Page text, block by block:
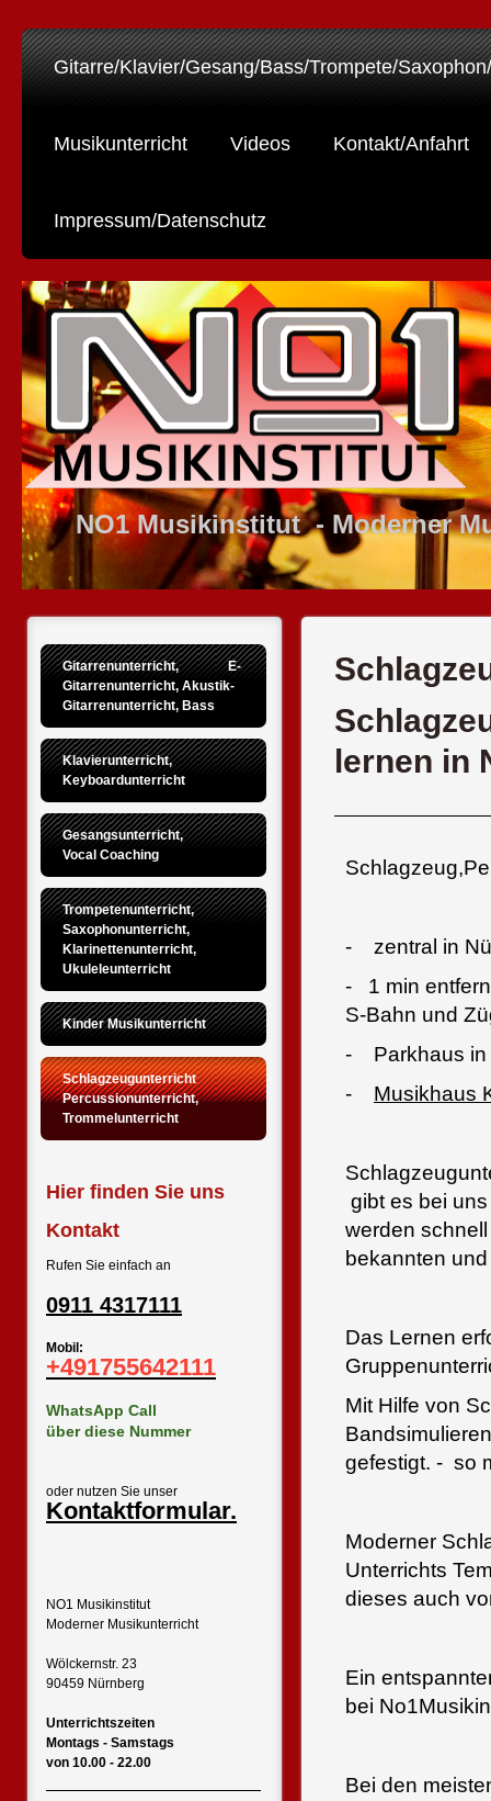
Gitarre/Klavier/Gesang/Bass/Trompete/
Musikunterricht Videos Kontakt/Anfahrt
Impressum/Datenschutz
NO1 Musikinstitut - Moderner
Gitarrenunterricht,               E-
Gitarrenunterricht, Akustik-
Gitarrenunterricht, Bass
Klavierunterricht,
Keyboardunterricht
Gesangsunterricht,
Vocal Coaching
Trompetenunterricht,
Saxophonunterricht,
Klarinettenunterricht,
Ukuleleunterricht
Kinder Musikunterricht
Schlagzeugunterricht
Percussionunterricht,
Trommelunterricht
Hier finden Sie uns
Kontakt
Rufen Sie einfach an
0911 4317111
Mobil:
+491755642111
WhatsApp Call
über diese Nummer
oder nutzen Sie unser
Kontaktformular.
NO1 Musikinstitut
Moderner Musikunterricht
Wölckernstr. 23
90459 Nürnberg
Unterrichtszeiten
Montags - Samstags
von 10.00 - 22.00
lernen in
- zentral in
- 1 min
S-Bahn und
- Parkhaus in
- Musikhaus
gibt es bei
werden
bekannten
Das Lernen
Mit Hilfe von
gefestigt. - so
Moderner
Unterrichts
dieses auch
Ein
bei
Bei den